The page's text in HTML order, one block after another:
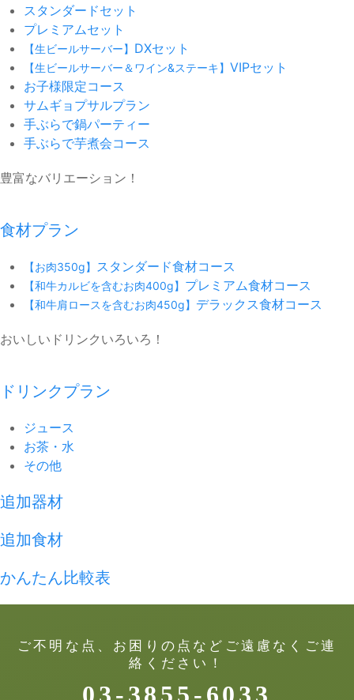
スタンダードセット
プレミアムセット
【生ビールサーバー】 DXセット
【生ビールサーバー＆ワイン&ステーキ】 VIPセット
お子様限定コース
サムギョプサルプラン
手ぶらで鍋パーティー
手ぶらで芋煮会コース
豊富なバリエーション！
食材プラン
【お肉350g】 スタンダード食材コース
【和牛カルビを含むお肉400g】 プレミアム食材コース
【和牛肩ロースを含むお肉450g】 デラックス食材コース
おいしいドリンクいろいろ！
ドリンクプラン
ジュース
お茶・水
その他
追加器材
追加食材
かんたん比較表
ご不明な点、お困りの点などご遠慮なくご連
絡ください！